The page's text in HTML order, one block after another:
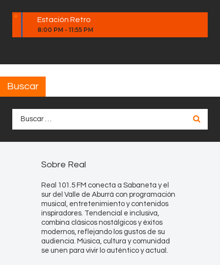
Estación Retro
8:00 PM - 11:55 PM
Buscar
Sobre Real
Real 101.5 FM conecta a Sabaneta y el
sur del Valle de Aburrá con programación
musical, entretenimiento y contenidos
inspiradores. Tendencial e inclusiva,
combina clásicos nostálgicos y éxitos
modernos, reflejando los gustos de su
audiencia. Música, cultura y comunidad
se unen para vivir lo auténtico y actual.